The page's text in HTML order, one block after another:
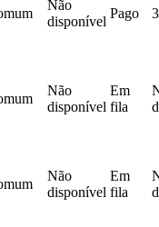
Não
disponível
Pago
Não
disponível
Em
fila
Não
disponível
Em
fila